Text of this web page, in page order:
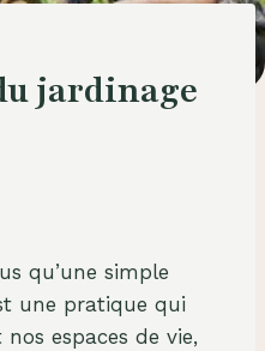
jardinage
qu’une simple
une pratique qui
espaces de vie,